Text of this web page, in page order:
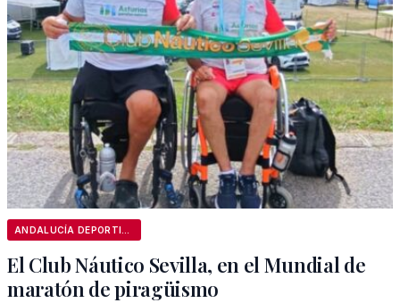
El Club Náutico Sevilla, en el Mundial de
maratón de piragüismo